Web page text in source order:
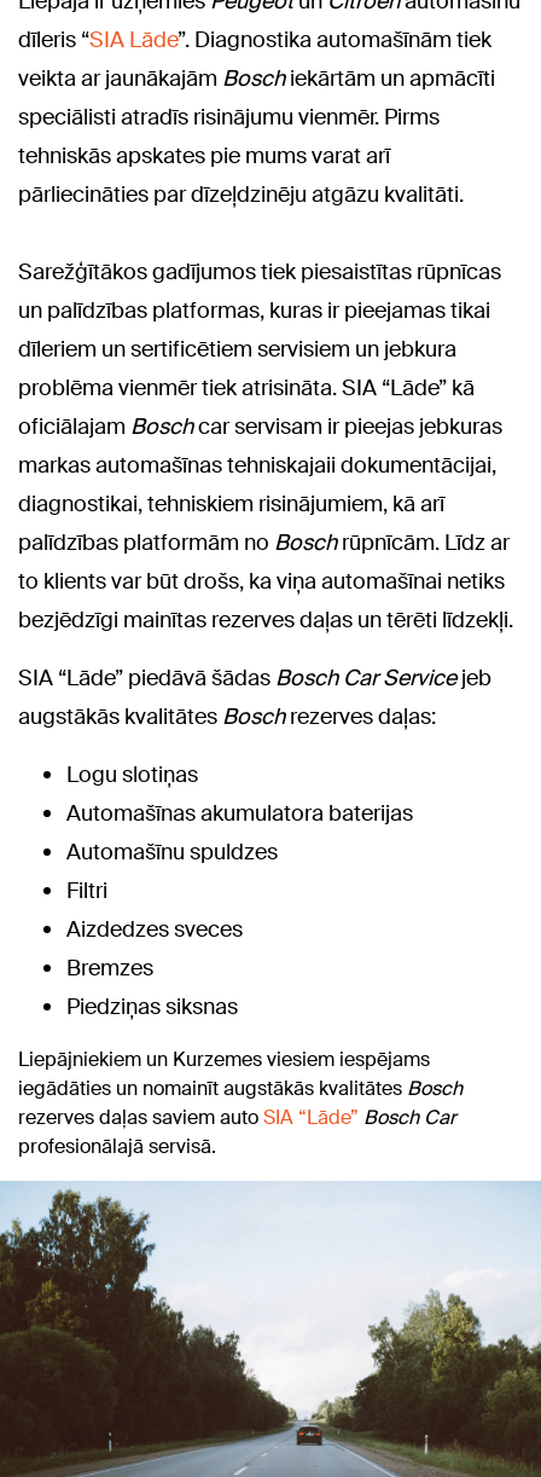
dīleris “SIA Lāde”. Diagnostika automašīnām tiek
veikta ar jaunākajām Boschiekārtām un apmācīti
speciālisti atradīs risinājumu vienmēr. Pirms
tehniskās apskates pie mums varat arī
pārliecināties par dīzeļdzinēju atgāzu kvalitāti.
Sarežģītākos gadījumos tiek piesaistītas rūpnīcas
un palīdzības platformas, kuras ir pieejamas tikai
dīleriem un sertificētiem servisiem un jebkura
problēma vienmēr tiek atrisināta. SIA “Lāde” kā
oficiālajam Boschcar servisam ir pieejas jebkuras
markas automašīnas tehniskajaii dokumentācijai,
diagnostikai, tehniskiem risinājumiem, kā arī
palīdzības platformām no Boschrūpnīcām. Līdz ar
to klients var būt drošs, ka viņa automašīnai netiks
bezjēdzīgi mainītas rezerves daļas un tērēti līdzekļi.
SIA “Lāde” piedāvā šādas Bosch Car Servicejeb
augstākās kvalitātes Boschrezerves daļas:
Logu slotiņas
Automašīnas akumulatora baterijas
Automašīnu spuldzes
Filtri
Aizdedzes sveces
Bremzes
Piedziņas siksnas
Liepājniekiem un Kurzemes viesiem iespējams
iegādāties un nomainīt augstākās kvalitātes Bosch
rezerves daļas saviem autoSIA “Lāde” Bosch Car
profesionālajā servisā.